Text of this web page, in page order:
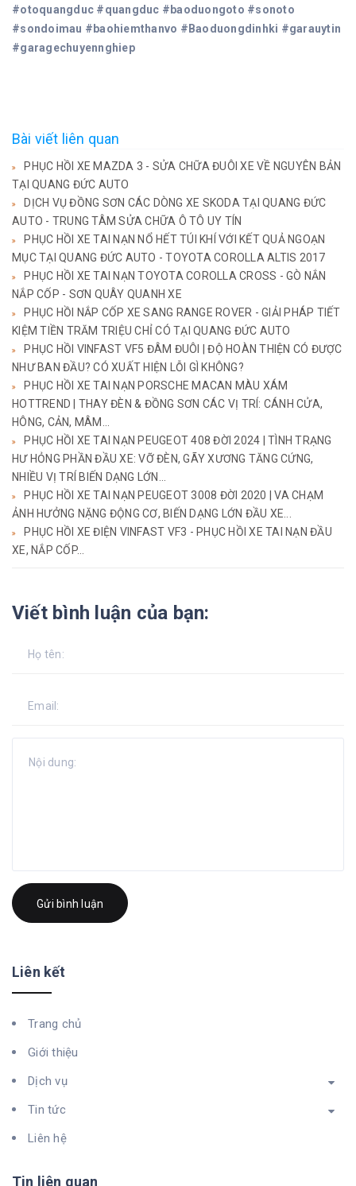
#otoquangduc #quangduc #baoduongoto #sonoto
#sondoimau #baohiemthanvo #Baoduongdinhki #garauytin
#garagechuyennghiep
Bài viết liên quan
PHỤC HỒI XE MAZDA 3 - SỬA CHỮA ĐUÔI XE VỀ NGUYÊN BẢN
TẠI QUANG ĐỨC AUTO
DỊCH VỤ ĐỒNG SƠN CÁC DÒNG XE SKODA TẠI QUANG ĐỨC
AUTO - TRUNG TÂM SỬA CHỮA Ô TÔ UY TÍN
PHỤC HỒI XE TAI NẠN NỔ HẾT TÚI KHÍ VỚI KẾT QUẢ NGOẠN
MỤC TẠI QUANG ĐỨC AUTO - TOYOTA COROLLA ALTIS 2017
PHỤC HỒI XE TAI NẠN TOYOTA COROLLA CROSS - GÒ NẮN
NẮP CỐP - SƠN QUÂY QUANH XE
PHỤC HỒI NẮP CỐP XE SANG RANGE ROVER - GIẢI PHÁP TIẾT
KIỆM TIỀN TRĂM TRIỆU CHỈ CÓ TẠI QUANG ĐỨC AUTO
PHỤC HỒI VINFAST VF5 ĐÂM ĐUÔI | ĐỘ HOÀN THIỆN CÓ ĐƯỢC
NHƯ BAN ĐẦU? CÓ XUẤT HIỆN LỖI GÌ KHÔNG?
PHỤC HỒI XE TAI NẠN PORSCHE MACAN MÀU XÁM
HOTTREND | THAY ĐÈN & ĐỒNG SƠN CÁC VỊ TRÍ: CÁNH CỬA,
HÔNG, CẢN, MÂM...
PHỤC HỒI XE TAI NẠN PEUGEOT 408 ĐỜI 2024 | TÌNH TRẠNG
HƯ HỎNG PHẦN ĐẦU XE: VỠ ĐÈN, GÃY XƯƠNG TĂNG CỨNG,
NHIỀU VỊ TRÍ BIẾN DẠNG LỚN...
PHỤC HỒI XE TAI NẠN PEUGEOT 3008 ĐỜI 2020 | VA CHẠM
ẢNH HƯỞNG NẶNG ĐỘNG CƠ, BIẾN DẠNG LỚN ĐẦU XE...
PHỤC HỒI XE ĐIỆN VINFAST VF3 - PHỤC HỒI XE TAI NẠN ĐẦU
XE, NẮP CỐP...
Viết bình luận của bạn:
Gửi bình luận
Liên kết
Trang chủ
Giới thiệu
Dịch vụ
Tin tức
Liên hệ
Tin liên quan